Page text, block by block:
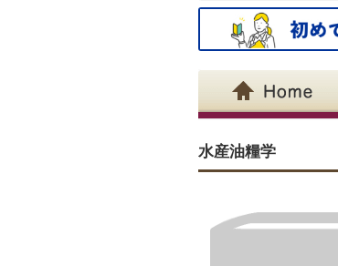
水産油糧学